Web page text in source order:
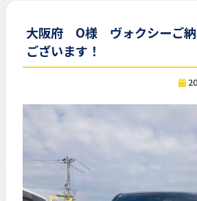
大阪府 O様 ヴォクシーご納
ございます！